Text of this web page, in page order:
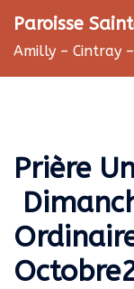
au
contenu
Paroisse
Amilly – Cintray
Prière